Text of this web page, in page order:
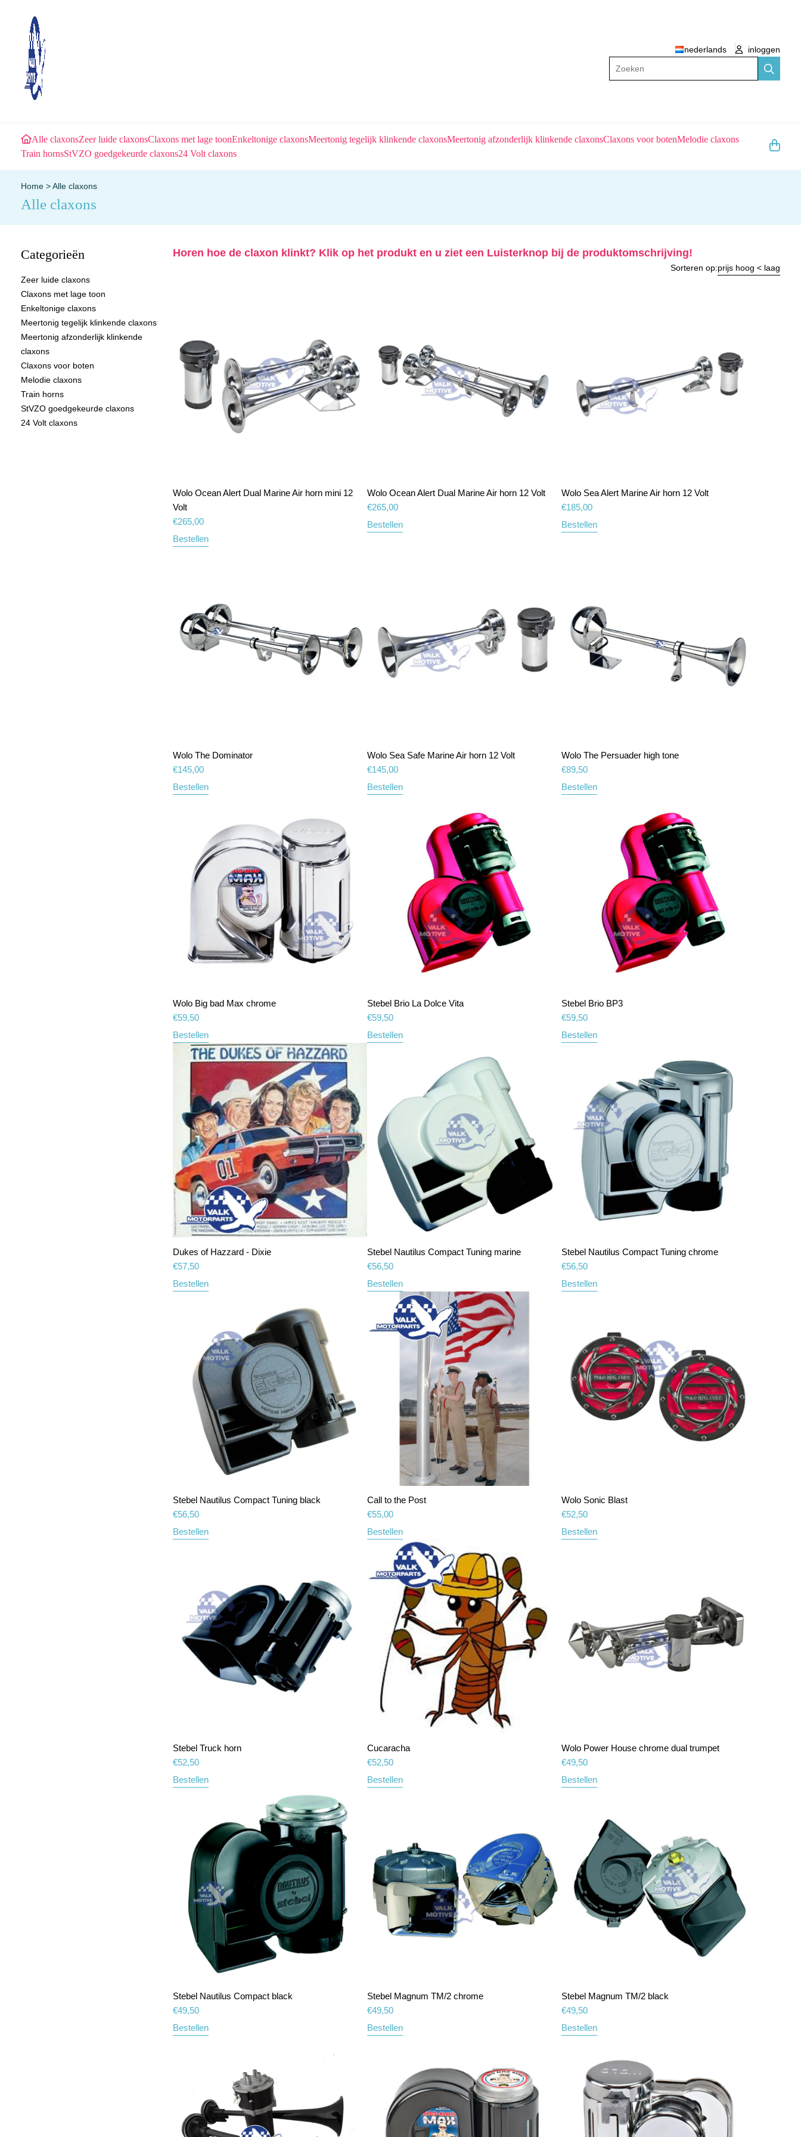
nederlands
inloggen
Alle claxonsZeer luide claxonsClaxons met lage toonEnkeltonige claxonsMeertonig tegelijk klinkende claxonsMeertonig afzonderlijk klinkende claxonsClaxons voor botenMelodie claxons
Train hornsStVZO goedgekeurde claxons24 Volt claxons
Home >Alle claxons
Alle claxons
Categorieën
Zeer luide claxons
Claxons met lage toon
Enkeltonige claxons
Meertonig tegelijk klinkende claxons
Meertonig afzonderlijk klinkende
claxons
Claxons voor boten
Melodie claxons
Train horns
StVZO goedgekeurde claxons
24 Volt claxons
Horen hoe de claxon klinkt? Klik op het produkt en u ziet een Luisterknop bij de produktomschrijving!
Sorteren op:prijs hoog < laag
Wolo Ocean Alert Dual Marine Air horn mini 12
Volt
€265,00
Bestellen
Wolo Ocean Alert Dual Marine Air horn 12 Volt
€265,00
Bestellen
Wolo Sea Alert Marine Air horn 12 Volt
€185,00
Bestellen
Wolo The Dominator
€145,00
Bestellen
Wolo Sea Safe Marine Air horn 12 Volt
€145,00
Bestellen
Wolo The Persuader high tone
€89,50
Bestellen
Wolo Big bad Max chrome
€59,50
Bestellen
Stebel Brio La Dolce Vita
€59,50
Bestellen
Stebel Brio BP3
€59,50
Bestellen
Dukes of Hazzard - Dixie
€57,50
Bestellen
Stebel Nautilus Compact Tuning marine
€56,50
Bestellen
Stebel Nautilus Compact Tuning chrome
€56,50
Bestellen
Stebel Nautilus Compact Tuning black
€56,50
Bestellen
Call to the Post
€55,00
Bestellen
Wolo Sonic Blast
€52,50
Bestellen
Stebel Truck horn
€52,50
Bestellen
Cucaracha
€52,50
Bestellen
Wolo Power House chrome dual trumpet
€49,50
Bestellen
Stebel Nautilus Compact black
€49,50
Bestellen
Stebel Magnum TM/2 chrome
€49,50
Bestellen
Stebel Magnum TM/2 black
€49,50
Bestellen